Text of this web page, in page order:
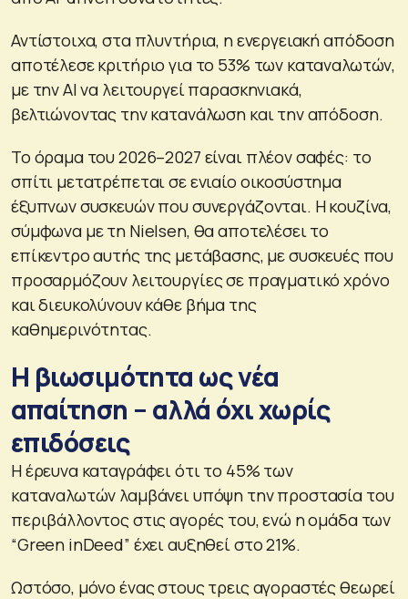
Αντίστοιχα, στα πλυντήρια, η ενεργειακή απόδοση
αποτέλεσε κριτήριο για το 53% των καταναλωτών,
με την AI να λειτουργεί παρασκηνιακά,
βελτιώνοντας την κατανάλωση και την απόδοση.
Το όραμα του 2026–2027 είναι πλέον σαφές: το
σπίτι μετατρέπεται σε ενιαίο οικοσύστημα
έξυπνων συσκευών που συνεργάζονται. Η κουζίνα,
σύμφωνα με τη Nielsen, θα αποτελέσει το
επίκεντρο αυτής της μετάβασης, με συσκευές που
προσαρμόζουν λειτουργίες σε πραγματικό χρόνο
και διευκολύνουν κάθε βήμα της
καθημερινότητας.
Η βιωσιμότητα ως νέα
απαίτηση – αλλά όχι χωρίς
επιδόσεις
Η έρευνα καταγράφει ότι το 45% των
καταναλωτών λαμβάνει υπόψη την προστασία του
περιβάλλοντος στις αγορές του, ενώ η ομάδα των
“Green inDeed” έχει αυξηθεί στο 21%.
Ωστόσο, μόνο ένας στους τρεις αγοραστές θεωρεί